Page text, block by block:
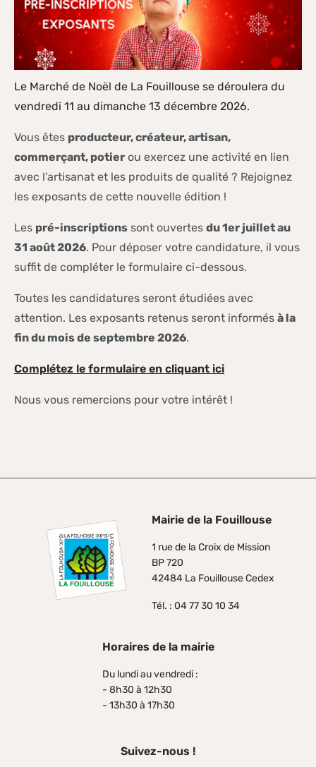
Le Marché de Noël de La Fouillouse se déroulera du
vendredi 11 au dimanche 13 décembre 2026.
Vous êtes producteur, créateur, artisan,
commerçant, potier ou exercez une activité en lien
avec l'artisanat et les produits de qualité ? Rejoignez
les exposants de cette nouvelle édition !
Les pré-inscriptions sont ouvertes du 1er juillet au
31 août 2026. Pour déposer votre candidature, il vous
suffit de compléter le formulaire ci-dessous.
Toutes les candidatures seront étudiées avec
attention. Les exposants retenus seront informés à la
fin du mois de septembre 2026.
Complétez le formulaire en cliquant ici
Nous vous remercions pour votre intérêt !
Mairie de la Fouillouse
1 rue de la Croix de Mission
BP 720
42484 La Fouillouse Cedex
Tél. : 04 77 30 10 34
Horaires de la mairie
Du lundi au vendredi :
- 8h30 à 12h30
- 13h30 à 17h30
Suivez-nous !